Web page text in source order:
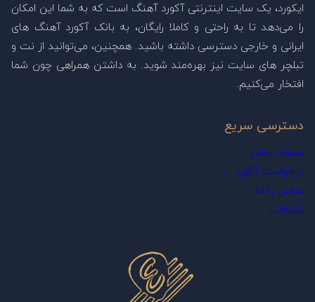
ایکورد، یک سایت اینترنتی آکورد آهنگ است که به شما این امکان
را می‌دهد تا به راحتی و کاملا رایگان، به بانک آکورد آهنگ های
ایرانی و خارجی دسترسی داشته باشید. همچنین، می‌توانید از نت و
تبلچر های سایت نیز بهره‌مند شوید. به داشتن همراهی چون شما
افتخار می‌کنیم.
دسترسی سریع
صفحه اصلی
درخواست آکورد
تماس با ما
تبلیغات